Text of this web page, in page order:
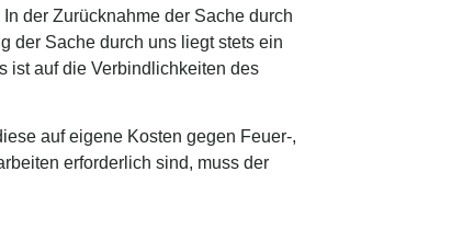
der Zurücknahme der Sache durch
der Sache durch uns liegt stets ein
ist auf die Verbindlichkeiten des
auf eigene Kosten gegen Feuer-,
erforderlich sind, muss der